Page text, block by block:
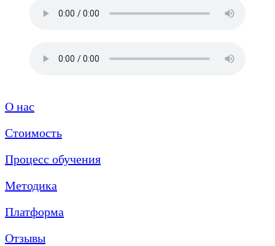
О нас
Стоимость
Процесс обучения
Методика
Платформа
Отзывы